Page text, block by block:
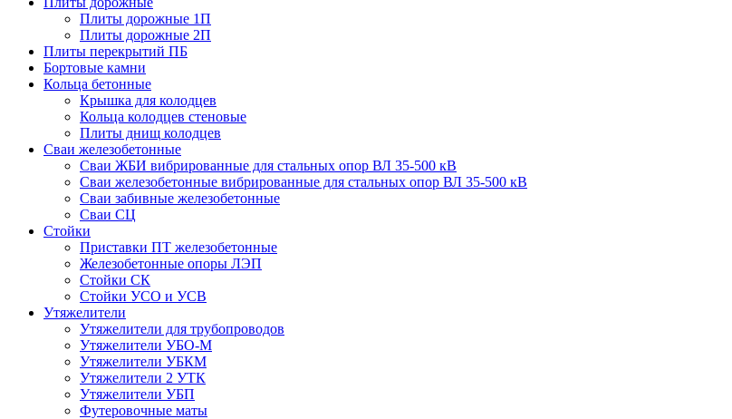
Плиты дорожные 1П
Плиты дорожные 2П
Плиты перекрытий ПБ
Бортовые камни
Кольца бетонные
Крышка для колодцев
Кольца колодцев стеновые
Плиты днищ колодцев
Сваи железобетонные
Сваи ЖБИ вибрированные для стальных опор ВЛ 35-500 кВ
Сваи железобетонные вибрированные для стальных опор ВЛ 35-500 кВ
Сваи забивные железобетонные
Сваи СЦ
Стойки
Приставки ПТ железобетонные
Железобетонные опоры ЛЭП
Стойки СК
Стойки УСО и УСВ
Утяжелители
Утяжелители для трубопроводов
Утяжелители УБО-М
Утяжелители УБКМ
Утяжелители 2 УТК
Утяжелители УБП
Футеровочные маты